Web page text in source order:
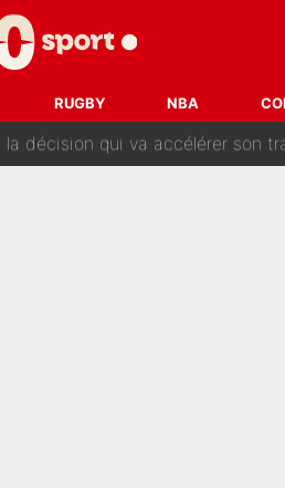
RUGBY NBA
: La photo qui enflamme
décision qui va accélérer son
Yamal changent de chaîne, «le